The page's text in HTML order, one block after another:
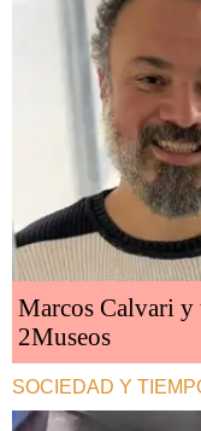
Marcos Calvari y
2Museos
SOCIEDAD Y